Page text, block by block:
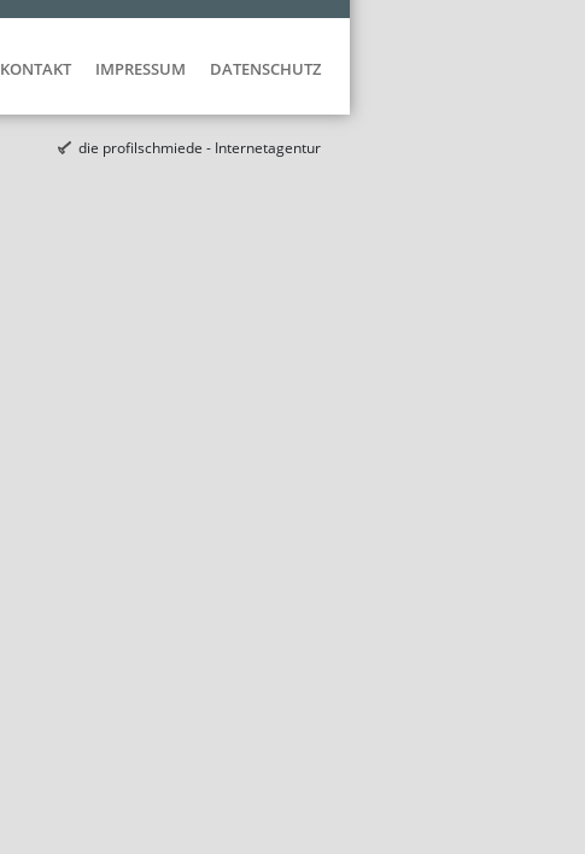
KONTAKT IMPRESSUM DATENSCHUTZ
die profilschmiede - Internetagentur